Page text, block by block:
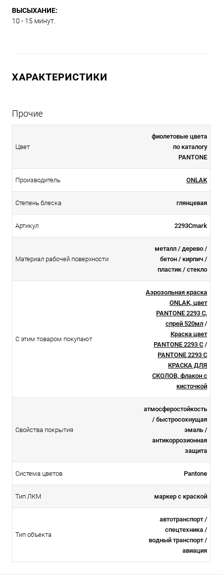
ВЫСЫХАНИЕ:
10 - 15 минут.
ХАРАКТЕРИСТИКИ
Прочие
Цвет
фиолетовые цвета
по каталогу
PANTONE
Производитель ONLAK
Степень блеска глянцевая
Артикул 2293Cmark
Материал рабочей поверхности
металл / дерево /
бетон / кирпич /
пластик / стекло
С этим товаром покупают
Аэрозольная краска
ONLAK, цвет
PANTONE 2293 C,
спрей 520мл /
Краска цвет
PANTONE 2293 C /
PANTONE 2293 C
КРАСКА ДЛЯ
СКОЛОВ, флакон с
кисточкой
Свойства покрытия
атмосферостойкоcть
/ быстросохнущая
эмаль /
антикоррозионная
защита
Система цветов Pantone
Тип ЛКМ маркер с краской
Тип объекта
автотранспорт /
спецтехника /
водный транспорт /
авиация